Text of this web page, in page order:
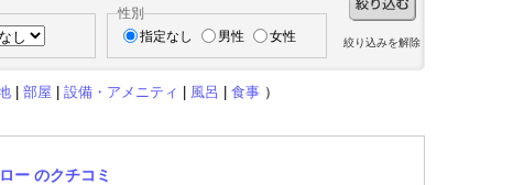
性別
指定なし
男性 女性 絞り込みを解除
部屋 設備・アメニティ 風呂 食事 ）
のクチコミ